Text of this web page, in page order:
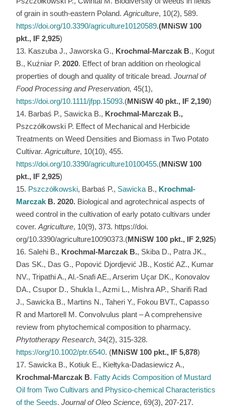
of grain in south-eastern Poland. Agriculture, 10(2), 589.
https://doi.org/10.3390/agriculture10120589.(MNiSW 100
pkt., IF 2,925)
Kaszuba J., Jaworska G., Krochmal-Marczak B., Kogut
B., Kuźniar P. 2020. Effect of bran addition on rheological
properties of dough and quality of triticale bread. Journal of
Food Processing and Preservation, 45(1),
https://doi.org/10.1111/jfpp.15093.(MNiSW 40 pkt., IF 2,190)
Barbaś P., Sawicka B., Krochmal-Marczak B.,
Pszczółkowski P. Effect of Mechanical and Herbicide
Treatments on Weed Densities and Biomass in Two Potato
Cultivar. Agriculture, 10(10), 455.
https://doi.org/10.3390/agriculture10100455.(MNiSW 100
pkt., IF 2,925)
Pszczółkowski, Barbaś P., SawickaB., Krochmal-
MarczakB. 2020. Biological and agrotechnical aspects of
weed control in the cultivation of early potato cultivars under
cover. Agriculture, 10(9), 373. https://doi.
org/10.3390/agriculture10090373.(MNiSW 100 pkt., IF 2,925)
Salehi B., Krochmal-Marczak B., Skiba D., Patra JK.,
Das SK., Das G., Popović Djordjević JB., Kostić AZ., Kumar
NV., Tripathi A., Al.-Snafi AE., Arserim Uçar DK., Konovalov
DA., Csupor D., Shukla I., Azmi L., Mishra AP., Sharifi Rad
J., Sawicka B., Martins N., Taheri Y., Fokou BVT., Capasso
R and Martorell M. Convolvulus plant – A comprehensive
review from phytochemical composition to pharmacy.
Phytotherapy Research, 34(2), 315-328.
https://org/10.1002/ptr.6540. (MNiSW 100 pkt., IF 5,878)
Sawicka B., Kotiuk E., Kiełtyka-Dadasiewicz A.,
Krochmal-Marczak B. Fatty Acids Composition of Mustard
Oil from Two Cultivars and Physico-chemical Characteristics
of the Seeds. Journal of Oleo Science, 69(3), 207-217.